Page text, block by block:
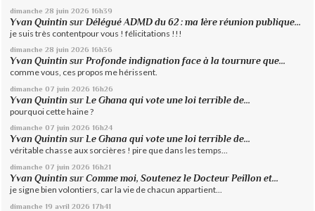
dimanche 28 juin 2026 16h39
Yvan Quintin surDélégué ADMD du 62 : ma 1ère réunion publique...
je suis très contentpour vous ! félicitations !!!
dimanche 28 juin 2026 16h36
Yvan Quintin surProfonde indignation face à la tournure que...
comme vous, ces propos me hérissent.
dimanche 07 juin 2026 16h26
Yvan Quintin sur Le Ghana qui vote une loi terrible de...
pourquoi cette haine ?
dimanche 07 juin 2026 16h24
Yvan Quintin surLe Ghana qui vote une loi terrible de...
véritable chasse aux sorcières ! pire que dans les temps...
dimanche 07 juin 2026 16h21
Yvan Quintin surComme moi, Soutenez le Docteur Peillon et...
je signe bien volontiers, car la vie de chacun appartient...
dimanche 19 avril 2026 17h41